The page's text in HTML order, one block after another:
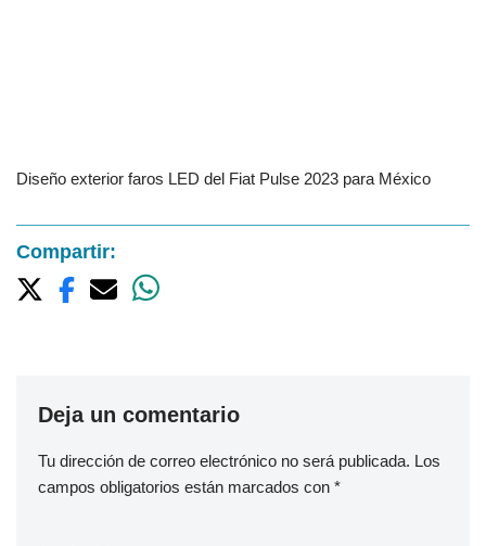
Diseño exterior faros LED del Fiat Pulse 2023 para México
Compartir:
Deja un comentario
Tu dirección de correo electrónico no será publicada. Los
campos obligatorios están marcados con *